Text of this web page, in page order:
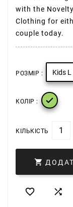
with the
Clothing for
couple today.
РОЗМІР : Kids L
КОЛІР : 
КІЛЬКІСТЬ

 